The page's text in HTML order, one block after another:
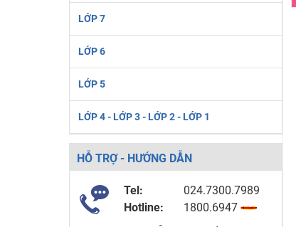
LỚP 7
LỚP 6
LỚP 5
LỚP 4 - LỚP 3 - LỚP 2 - LỚP 1
HỖ TRỢ - HƯỚNG DẪN
Tel:
024.7300.7989
Hotline:
1800.6947